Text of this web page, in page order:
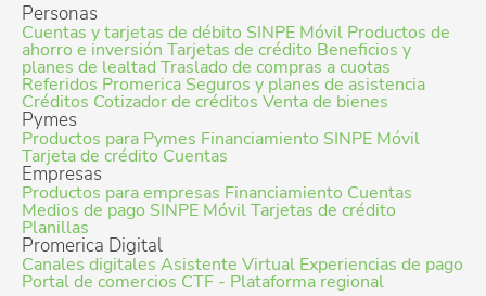
Personas
Cuentas y tarjetas de débito SINPE Móvil Productos de
ahorro e inversión Tarjetas de crédito Beneficios y
planes de lealtad Traslado de compras a cuotas
Referidos Promerica Seguros y planes de asistencia
Créditos Cotizador de créditos Venta de bienes
Pymes
Productos para Pymes Financiamiento SINPE Móvil
Tarjeta de crédito Cuentas
Empresas
Productos para empresas Financiamiento Cuentas
Medios de pago SINPE MóvilTarjetas de crédito
Planillas
Promerica Digital
Canales digitales Asistente Virtual Experiencias de pago
Portal de comercios CTF - Plataforma regional